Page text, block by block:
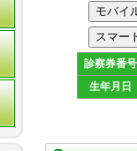
診察券番号
生年月日